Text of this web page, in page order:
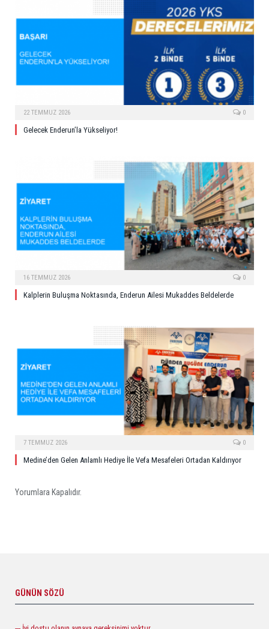
22 TEMMUZ 2026 0
Gelecek Enderun’la Yükseliyor!
16 TEMMUZ 2026 0
Kalplerin Buluşma Noktasında, Enderun Ailesi Mukaddes Beldelerde
7 TEMMUZ 2026 0
Medine’den Gelen Anlamlı Hediye İle Vefa Mesafeleri Ortadan Kaldırıyor
Yorumlara Kapalıdır.
GÜNÜN SÖZÜ